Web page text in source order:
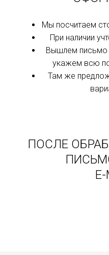
Мы посчитаем
При наличии
Вышлем письмо
укажем всю
Там же
ПОСЛЕ